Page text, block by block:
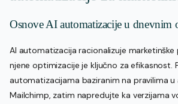
Osnove AI automatizacije u dnevnim
AI automatizacija racionalizuje marketinške
njene optimizacije je ključno za efikasnost.
automatizacijama baziranim na pravilima
Mailchimp, zatim napredujte ka verzijama